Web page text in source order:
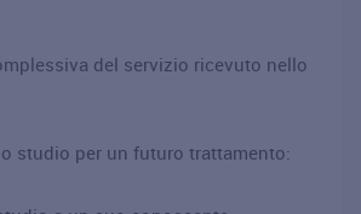
del servizio ricevuto nello
studio per un futuro trattamento: